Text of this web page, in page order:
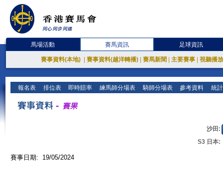
馬場活動 賽馬資訊 足球資訊
賽事資料(本地) 賽事資料(越洋轉播) 賽馬新聞 主要賽事 視聽播
報名表 排位表 即時賠率 練馬師分場表 騎師分場表 參考資料 統
沙田:
S3 日本:
賽事日期: 19/05/2024